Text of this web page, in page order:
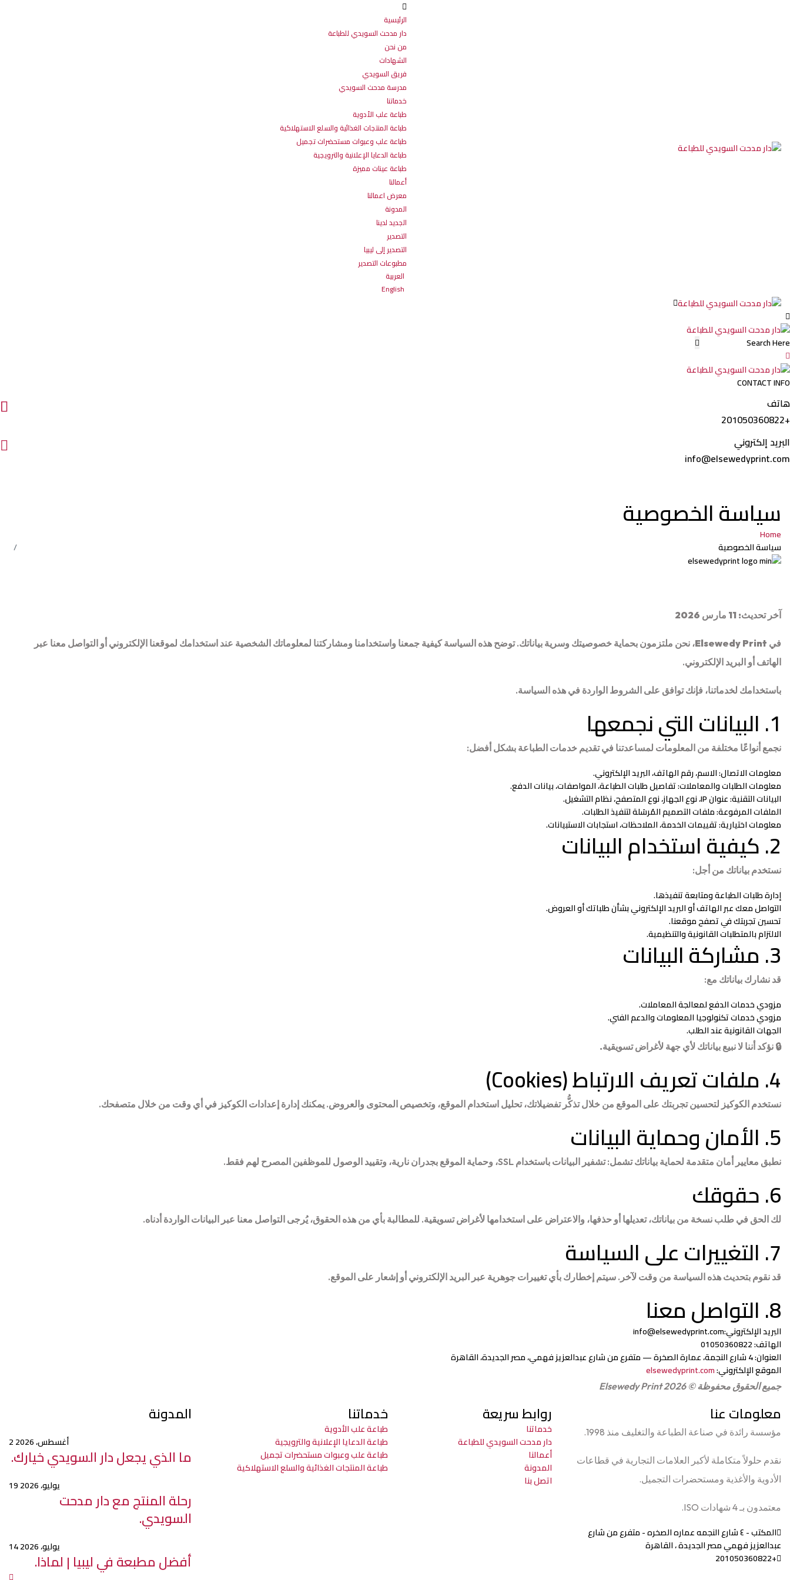
الرئيسية
دار مدحت السويدي للطباعة
من نحن
الشهادات
فريق السويدي
مدرسة مدحت السويدي
خدماتنا
طباعة علب الأدوية
طباعة المنتجات الغذائية والسلع الاستهلاكية
طباعة علب وعبوات مستحضرات تجميل
طباعة الدعايا الإعلانية والترويجية
طباعة عينات مميزة
أعمالنا
معرض اعمالنا
المدونة
الجديد لدينا
التصدير
التصدير إلى ليبيا
مطبوعات التصدير
العربية
English
CONTACT INFO
هاتف
+201050360822
البريد إلكتروني
info@elsewedyprint.com
سياسة الخصوصية
Home
سياسة الخصوصية
آخر تحديث: 11 مارس 2026
في Elsewedy Print، نحن ملتزمون بحماية خصوصيتك وسرية بياناتك. توضح هذه السياسة كيفية جمعنا واستخدامنا ومشاركتنا لمعلوماتك الشخصية عند استخدامك لموقعنا الإلكتروني أو التواصل معنا عبر
الهاتف أو البريد الإلكتروني.
باستخدامك لخدماتنا، فإنك توافق على الشروط الواردة في هذه السياسة.
1. البيانات التي نجمعها
نجمع أنواعًا مختلفة من المعلومات لمساعدتنا في تقديم خدمات الطباعة بشكل أفضل:
معلومات الاتصال:الاسم، رقم الهاتف، البريد الإلكتروني.
معلومات الطلبات والمعاملات:تفاصيل طلبات الطباعة، المواصفات، بيانات الدفع.
البيانات التقنية:عنوان IP، نوع الجهاز، نوع المتصفح، نظام التشغيل.
الملفات المرفوعة:ملفات التصميم المُرسَلة لتنفيذ الطلبات.
معلومات اختيارية:تقييمات الخدمة، الملاحظات، استجابات الاستبيانات.
2. كيفية استخدام البيانات
نستخدم بياناتك من أجل:
إدارة طلبات الطباعة ومتابعة تنفيذها.
التواصل معك عبر الهاتف أو البريد الإلكتروني بشأن طلباتك أو العروض.
تحسين تجربتك في تصفح موقعنا.
الالتزام بالمتطلبات القانونية والتنظيمية.
3. مشاركة البيانات
قد نشارك بياناتك مع:
مزودي خدمات الدفع لمعالجة المعاملات.
مزودي خدمات تكنولوجيا المعلومات والدعم الفني.
الجهات القانونية عند الطلب.
🔒 نؤكد أننا لا نبيع بياناتك لأي جهة لأغراض تسويقية.
4. ملفات تعريف الارتباط ( Cookies
)
نستخدم الكوكيز لتحسين تجربتك على الموقع من خلال تذكُّر تفضيلاتك، تحليل استخدام الموقع، وتخصيص المحتوى والعروض. يمكنك إدارة إعدادات الكوكيز في أي وقت من خلال متصفحك.
5. الأمان وحماية البيانات
نطبق معايير أمان متقدمة لحماية بياناتك تشمل: تشفير البيانات باستخدام SSL، وحماية الموقع بجدران نارية، وتقييد الوصول للموظفين المصرح لهم فقط.
6. حقوقك
لك الحق في طلب نسخة من بياناتك، تعديلها أو حذفها، والاعتراض على استخدامها لأغراض تسويقية. للمطالبة بأي من هذه الحقوق، يُرجى التواصل معنا عبر البيانات الواردة أدناه.
7. التغييرات على السياسة
قد نقوم بتحديث هذه السياسة من وقت لآخر. سيتم إخطارك بأي تغييرات جوهرية عبر البريد الإلكتروني أو إشعار على الموقع.
8. التواصل معنا
البريد الإلكتروني:info@elsewedyprint.com
الهاتف:
العنوان:
الموقع الإلكتروني:elsewedyprint.com
جميع الحقوق محفوظة © 2026 Elsewedy Print
معلومات عنا
مؤسسة رائدة في صناعة الطباعة والتغليف منذ 1998.
نقدم حلولاً متكاملة لأكبر العلامات التجارية في قطاعات
الأدوية والأغذية ومستحضرات التجميل.
معتمدون بـ 4 شهادات ISO.
المكتب - ٤ شارع النجمه عماره الصخره - متفرع من شارع
عبدالعزيز فهمي مصر الجديدة ، القاهرة
+201050360822
روابط سريعة
خدماتنا
دار مدحت السويدي للطباعة
أعمالنا
المدونة
اتصل بنا
خدماتنا
طباعة علب الأدوية
طباعة الدعايا الإعلانية والترويجية
طباعة علب وعبوات مستحضرات تجميل
طباعة المنتجات الغذائية والسلع الاستهلاكية
المدونة
2 أغسطس، 2026
ما الذي يجعل دار السويدي خيارك.
19 يوليو، 2026
رحلة المنتج مع دار مدحت
السويدي.
14 يوليو، 2026
أفضل مطبعة في ليبيا | لماذا.